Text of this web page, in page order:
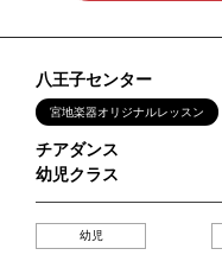
八王子センター
宮地楽器オリジナルレッスン
チアダンス
幼児クラス
幼児